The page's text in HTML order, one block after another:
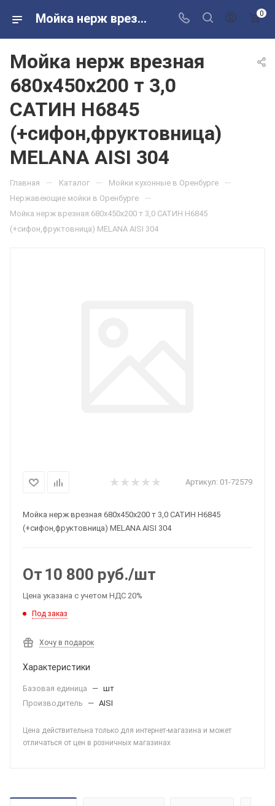
Мойка нерж врезная 680х450х200 т 3,0 САТИН H6845 (+сифон,фруктовница) MELANA AISI 304 в розничных магазинах Сантехторг 0
Мойка нерж врезная
680х450х200 т 3,0
САТИН H6845
(+сифон,фруктовница)
MELANA AISI 304
Главная — Каталог — Мойки кухонные в Оренбурге —
Нержавеющие мойки в Оренбурге —
Мойка нерж врезная 680х450х200 т 3,0 САТИН H6845
(+сифон,фруктовница) MELANA AISI 304
Артикул: 01-72579
Мойка нерж врезная 680х450х200 т 3,0 САТИН H6845
(+сифон,фруктовница) MELANA AISI 304
От 10 800 руб./шт
Цена указана с учетом НДС 20%
Под заказ
Хочу в подарок
Характеристики
Базовая единица — шт
Производитель
— AISI
Цена действительна только для интернет-магазина и может
отличаться от цен в розничных магазинах